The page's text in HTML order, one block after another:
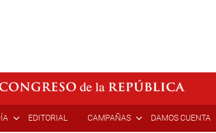
EDITORIAL CAMPAÑAS DAMOS CUENTA